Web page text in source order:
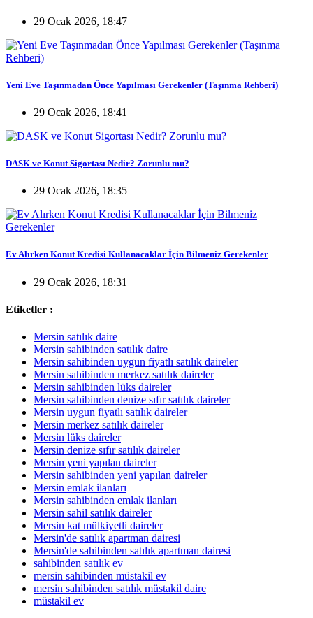
29 Ocak 2026, 18:47
Yeni Eve Taşınmadan Önce Yapılması Gerekenler (Taşınma Rehberi)
29 Ocak 2026, 18:41
DASK ve Konut Sigortası Nedir? Zorunlu mu?
29 Ocak 2026, 18:35
Ev Alırken Konut Kredisi Kullanacaklar İçin Bilmeniz Gerekenler
29 Ocak 2026, 18:31
Etiketler :
Mersin satılık daire
Mersin sahibinden satılık daire
Mersin sahibinden uygun fiyatlı satılık daireler
Mersin sahibinden merkez satılık daireler
Mersin sahibinden lüks daireler
Mersin sahibinden denize sıfır satılık daireler
Mersin uygun fiyatlı satılık daireler
Mersin merkez satılık daireler
Mersin lüks daireler
Mersin denize sıfır satılık daireler
Mersin yeni yapılan daireler
Mersin sahibinden yeni yapılan daireler
Mersin emlak ilanları
Mersin sahibinden emlak ilanları
Mersin sahil satılık daireler
Mersin kat mülkiyetli daireler
Mersin'de satılık apartman dairesi
Mersin'de sahibinden satılık apartman dairesi
sahibinden satılık ev
mersin sahibinden müstakil ev
mersin sahibinden satılık müstakil daire
müstakil ev